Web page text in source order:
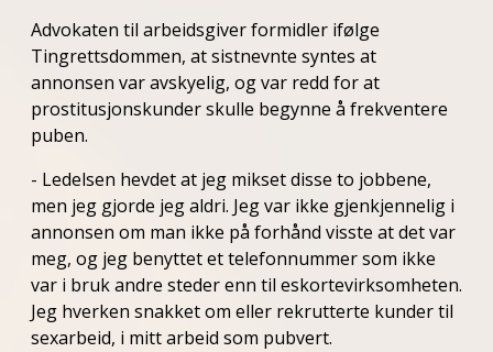
Advokaten til arbeidsgiver formidler ifølge
Tingrettsdommen, at sistnevnte syntes at
annonsen var avskyelig, og var redd for at
prostitusjonskunder skulle begynne å frekventere
puben.
- Ledelsen hevdet at jeg mikset disse to jobbene,
men jeg gjorde jeg aldri. Jeg var ikke gjenkjennelig i
annonsen om man ikke på forhånd visste at det var
meg, og jeg benyttet et telefonnummer som ikke
var i bruk andre steder enn til eskortevirksomheten.
Jeg hverken snakket om eller rekrutterte kunder til
sexarbeid, i mitt arbeid som pubvert.